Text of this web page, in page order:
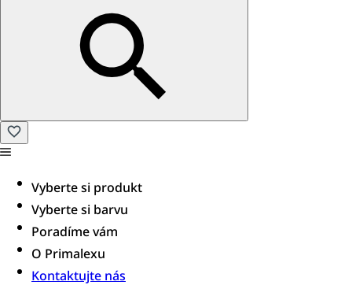
Vyberte si produkt
Vyberte si barvu
Poradíme vám​
O Primalexu
Kontaktujte nás